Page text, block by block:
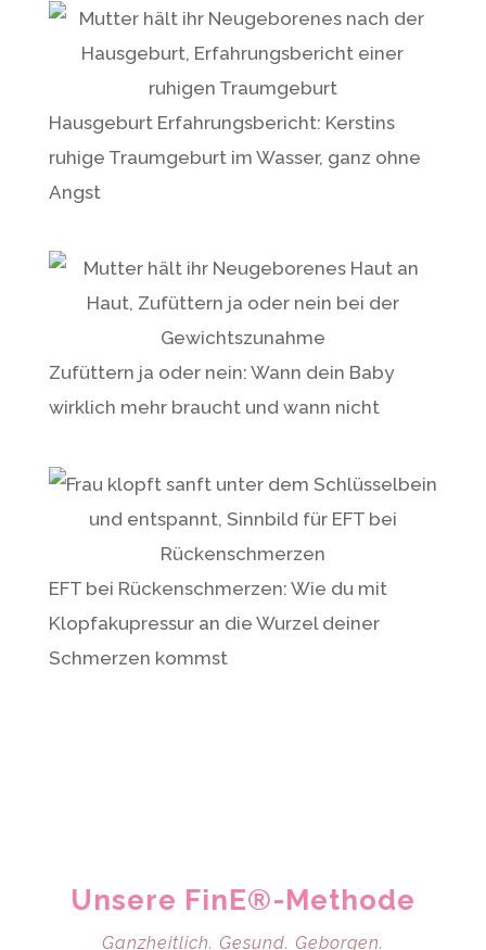
v
Hausgeburt Erfahrungsbericht: Kerstins
ruhige Traumgeburt im Wasser, ganz ohne
Angst
Zufüttern ja oder nein: Wann dein Baby
wirklich mehr braucht und wann nicht
EFT bei Rückenschmerzen: Wie du mit
Klopfakupressur an die Wurzel deiner
Schmerzen kommst
Unsere FinE®-Methode
Ganzheitlich. Gesund. Geborgen.